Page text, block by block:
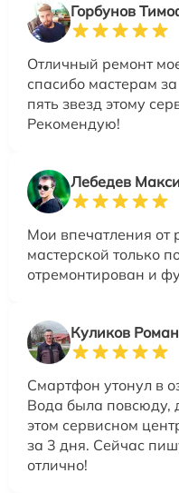
Горбунов
Отличный ремонт
спасибо мастерам
пять звезд этому
Рекомендую!
Лебедев
Мои впечатления от
мастерской только
отремонтирован и
Куликов Роман
Смартфон утонул в
Вода была повсюду,
этом сервисном
за 3 дня. Сейчас
отлично!